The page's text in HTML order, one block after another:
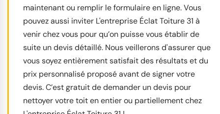
maintenant ou remplir le formulaire en ligne. Vous
pouvez aussi inviter L'entreprise Éclat Toiture 31 à
venir chez vous pour qu’on puisse vous établir de
suite un devis détaillé. Nous veillerons d'assurer que
vous soyez entièrement satisfait des résultats et du
prix personnalisé proposé avant de signer votre
devis. C’est gratuit de demander un devis pour
nettoyer votre toit en entier ou partiellement chez